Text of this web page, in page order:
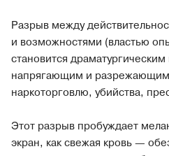
Разрыв между
и возможностями (властью
становится
напрягающим и
наркоторговлю, убийства,
Этот разрыв пробуждает
экран, как свежая кровь —